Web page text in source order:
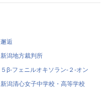
邂逅
新潟地方裁判所
５β‐フェニルオキソラン‐２‐オン
新潟清心女子中学校・高等学校